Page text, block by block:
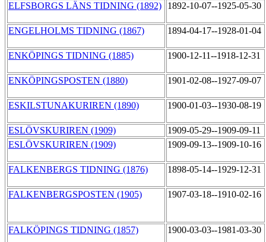
ELFSBORGS LÄNS TIDNING (1892) 1892-10-07--1925-05-30
ENGELHOLMS TIDNING (1867) 1894-04-17--1928-01-04
ENKÖPINGS TIDNING (1885) 1900-12-11--1918-12-31
ENKÖPINGSPOSTEN (1880) 1901-02-08--1927-09-07
ESKILSTUNAKURIREN (1890) 1900-01-03--1930-08-19
ESLÖVSKURIREN (1909)
1909-05-29--1909-09-11
ESLÖVSKURIREN (1909)
1909-09-13--1909-10-16
FALKENBERGS TIDNING (1876) 1898-05-14--1929-12-31
FALKENBERGSPOSTEN (1905) 1907-03-18--1910-02-16
FALKÖPINGS TIDNING (1857) 1900-03-03--1981-03-30